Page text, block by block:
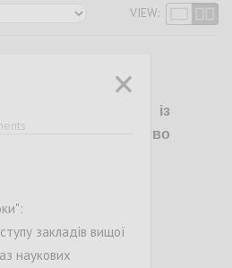
VIEW:
Плану дій із
«Партнерство
закладів вищої
наукових